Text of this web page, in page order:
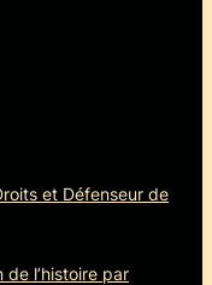
et Défenseur de
de l’histoire par